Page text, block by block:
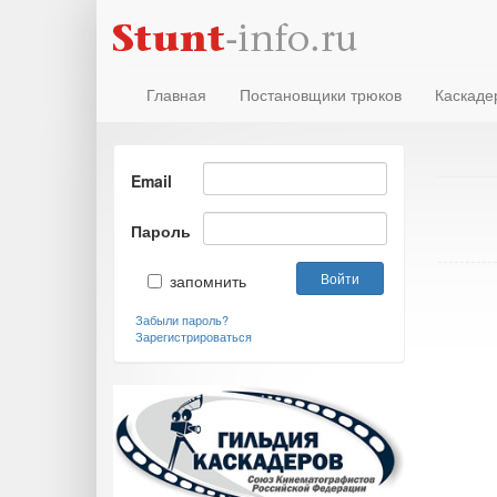
Главная Постановщики трюков
Email
Пароль
запомнить
Забыли пароль?
Зарегистрироваться